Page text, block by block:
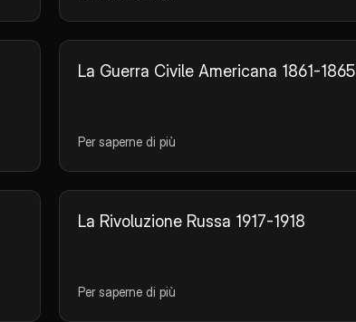
La Guerra Civile Americana 1861-1865
Per saperne di più
La Rivoluzione Russa 1917-1918
Per saperne di più